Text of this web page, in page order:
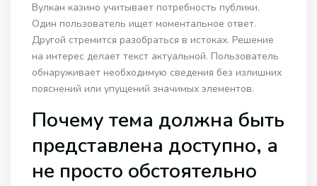
Вулкан казино учитывает потребность публики.
Один пользователь ищет моментальное ответ.
Другой стремится разобраться в истоках. Решение
на интерес делает текст актуальной. Пользователь
обнаруживает необходимую сведения без излишних
пояснений или упущений значимых элементов.
Почему тема должна быть
представлена доступно, а
не просто обстоятельно